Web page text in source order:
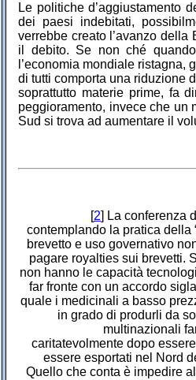
Le politiche d’aggiustamento
dei paesi indebitati,
verrebbe creato l’avanzo
il debito. Se non ché
l’economia mondiale
di tutti comporta una riduzione
soprattutto materie prime, fa
peggioramento, invece che un
Sud si trova ad aumentare il
[2] La conferenza
contemplando la pratica della
brevetto e uso governativo
pagare royalties sui brevetti.
non hanno le capacità
far fronte con un accordo
quale i medicinali a basso
in grado di produrli da
multinazionali
caritatevolmente dopo
essere esportati nel Nord
Quello che conta è impedire